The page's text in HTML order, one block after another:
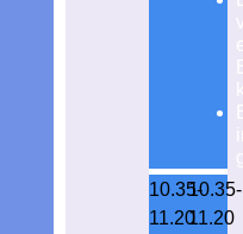
10.35-
11.20
10.35-
11.20